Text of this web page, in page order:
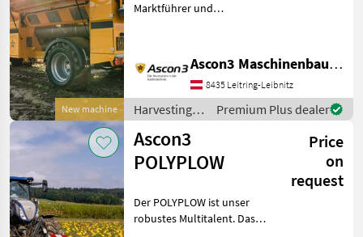
New machine
Marktführer und
Kürbisernte! Als Premium-
Hersteller in der
Kürbistechnik setzen wir
wei
Ascon3 Maschinenbau GmbH
8435 Leitring-Leibnitz
Harvesting
equipment
crop fields /
Ascon3
Premium Plus dealer
Ascon3
POLYPLOW
Price
on
request
Der POLYPLOW ist unser
robustes Multitalent. Das